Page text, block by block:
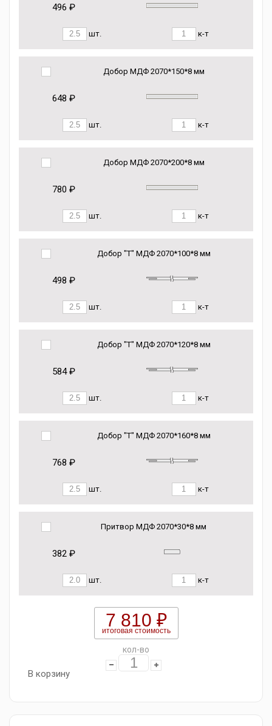
496 ₽
шт. к-т
Добор МДФ 2070*150*8 мм
648 ₽
шт. к-т
Добор МДФ 2070*200*8 мм
780 ₽
шт. к-т
Добор "Т" МДФ 2070*100*8 мм
498 ₽
шт. к-т
Добор "Т" МДФ 2070*120*8 мм
584 ₽
шт. к-т
Добор "Т" МДФ 2070*160*8 мм
768 ₽
шт. к-т
Притвор МДФ 2070*30*8 мм
382 ₽
шт. к-т
7 810 ₽
итоговая стоимость
кол-во
В корзину